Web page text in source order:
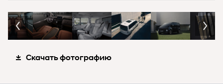
Скачать фотографию